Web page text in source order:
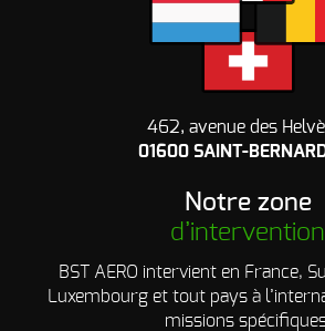
462, avenue des
01600 SAINT-
Notre zone
d’intervention
BST AERO intervient en France,
Luxembourg et tout pays à
missions